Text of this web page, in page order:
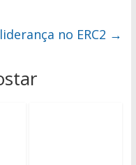
no ERC2 →